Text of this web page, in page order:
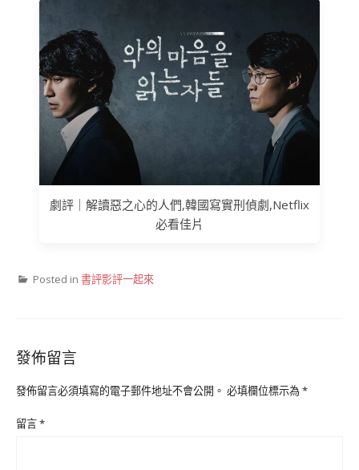
劇評｜解讀惡之心的人們,韓國寫實刑偵劇,Netflix
必看佳片
Posted in 書評影評一起來
發佈留言
發佈留言必須填寫的電子郵件地址不會公開。 必填欄位標示為*
留言*